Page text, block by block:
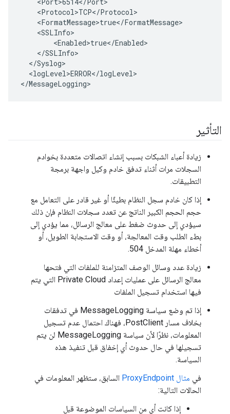
    <Protocol>TCP</Protocol>
    <FormatMessage>true</FormatMessage>
    <SSLInfo>
        <Enabled>true</Enabled>
    </SSLInfo>
  </Syslog>
  <logLevel>ERROR</logLevel>
</MessageLogging>
التأثير
زيادة أعباء الشبكات بسبب إنشاء اتصالات متعددة بخوادم
السجلات مرات أثناء تدفق خادم وكيل واجهة برمجة
التطبيقات.
إذا كان خادم سجل النظام بطيئًا أو غير قادر على التعامل مع
حجم الحجم الكبير الناتج عن تعدد سجلات النظام فإن ذلك
سيؤدي إلى حدوث ضغط على معالج الرسائل، مما يؤدي إلى
بطء الطلب وقت المعالجة، أو وقت الاستجابة الطويل، أو
أخطاء مهلة المدخل 504.
زيادة عدد وسائل الوصف المتزامنة للملفات التي فتحها
معالج الرسائل على عمليات إعداد Private Cloud التي يتم
فيها استخدام تسجيل الملفات
إذا تم وضع سياسة MessageLogging في تدفقات
بخلاف مسار PostClient، فهناك احتمال عدم تسجيل
المعلومات، نظرًا لأن سياسة MessageLogging لن يتم
تسجيلها في حال حدوث أي إخفاق قبل تنفيذ هذه
السياسة.
في مثال ProxyEndpoint
السابق، ستظهر المعلومات في
الحالات التالية:
إذا كانت أي من السياسات الموضوعة قبل